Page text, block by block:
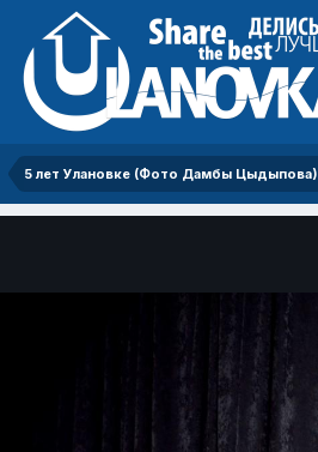
5 лет Улановке (Фото Дамбы Цыдыпова)